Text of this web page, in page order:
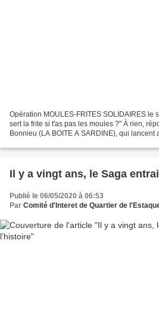
Opération MOULES-FRITES SOLIDAIRES le
sert la frite si t'as pas les moules ?" À rien,
Bonnieu (LA BOITE A SARDINE), qui
Il y a vingt ans, le Saga
Publié le 06/05/2020 à 06:53
Par Comité d'Interet de Quartier de